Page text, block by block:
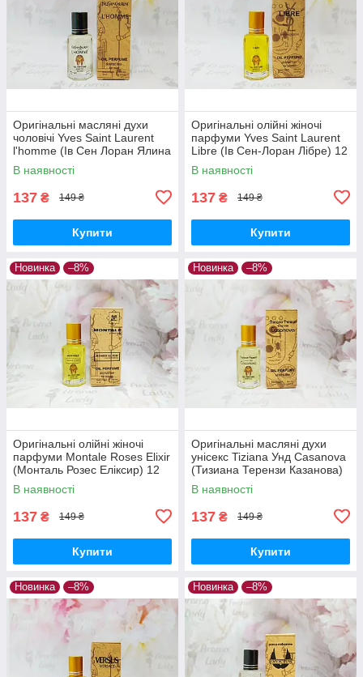
Оригінальні масляні духи
чоловічі Yves Saint Laurent
l'homme (Ів Сен Лоран Ялина
Хом) 12 мл
В наявності
137 ₴ 149 ₴
Купити
Оригінальні олійні жіночі
парфуми Yves Saint Laurent
Libre (Ів Сен-Лоран Лібре) 12
мл
В наявності
137 ₴ 149 ₴
Купити
Новинка –8%
Оригінальні олійні жіночі
парфуми Montale Roses Elixir
(Монталь Розес Еліксир) 12
мл
В наявності
137 ₴ 149 ₴
Купити
Новинка –8%
Оригінальні масляні духи
унісекс Tiziana Унд Casanova
(Тизиана Терензи Казанова)
12 мл
В наявності
137 ₴ 149 ₴
Купити
Новинка –8% Новинка –8%